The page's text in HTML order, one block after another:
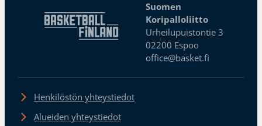
Suomen
Koripalloliitto
Urheilupuistontie 3
02200 Espoo
office@basket.fi
Henkilöstön yhteystiedot
Alueiden yhteystiedot